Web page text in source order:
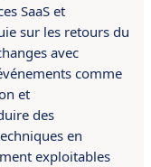
SaaS et
sur les retours du
avec
comme
et
des
en
exploitables